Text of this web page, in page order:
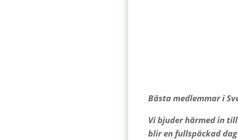
Bästa medlemmar i
Vi bjuder härmed in
blir en fullspäckad